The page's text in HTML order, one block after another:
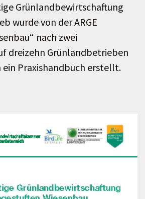
Grünlandbewirtschaftung
wurde von der ARGE
nach zwei
dreizehn Grünlandbetrieben
ein Praxishandbuch erstellt.